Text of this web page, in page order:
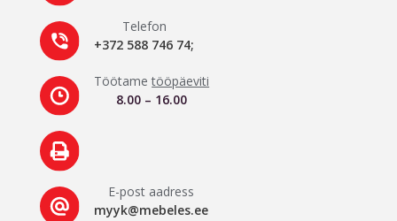
Telefon
+372 588 746 74;
Töötametööpäeviti
8.00 – 16.00
E-post aadress
myyk@mebeles.ee